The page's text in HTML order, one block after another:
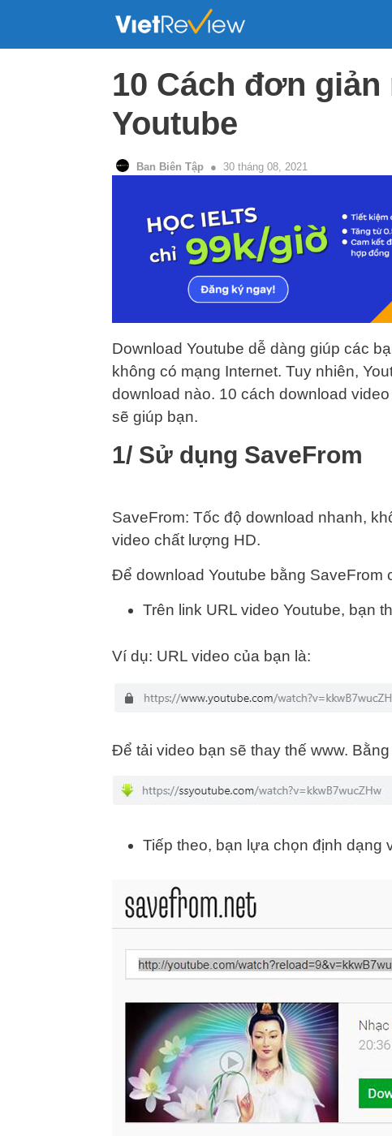
10 Cách đơn
Youtube
Ban Biên Tập 30 tháng 08, 2021
Download Youtube dễ dàng giúp các
không có mạng Internet. Tuy nhiên,
download nào. 10 cách download
sẽ giúp bạn.
1/ Sử dụng SaveFrom
SaveFrom: Tốc độ download nhanh,
video chất lượng HD.
Để download Youtube bằng
Trên link URL video Youtube, bạn
Ví dụ: URL video của bạn là:
Để tải video bạn sẽ thay thế www.
Tiếp theo, bạn lựa chọn định dạng